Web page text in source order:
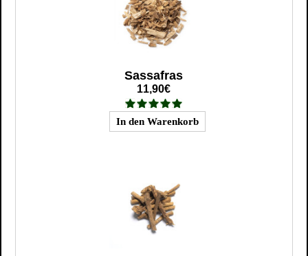
Sassafras
11,90€